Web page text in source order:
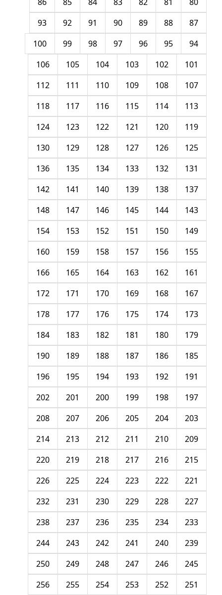
87
88
89
90
91
92
93
94
95
96
97
98
99
100
101
102
103
104
105
106
107
108
109
110
111
112
113
114
115
116
117
118
119
120
121
122
123
124
125
126
127
128
129
130
131
132
133
134
135
136
137
138
139
140
141
142
143
144
145
146
147
148
149
150
151
152
153
154
155
156
157
158
159
160
161
162
163
164
165
166
167
168
169
170
171
172
173
174
175
176
177
178
179
180
181
182
183
184
185
186
187
188
189
190
191
192
193
194
195
196
197
198
199
200
201
202
203
204
205
206
207
208
209
210
211
212
213
214
215
216
217
218
219
220
221
222
223
224
225
226
227
228
229
230
231
232
233
234
235
236
237
238
239
240
241
242
243
244
245
246
247
248
249
250
251
252
253
254
255
256